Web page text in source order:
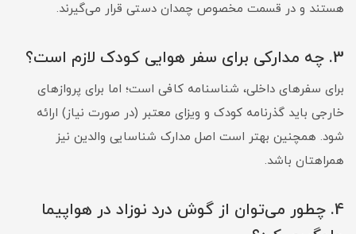
هستند و در قسمت مخصوص چمدان دستی قرار می‌گیرند.
3. چه مدارکی برای سفر هوایی کودک لازم است؟
برای سفرهای داخلی، شناسنامه کافی است؛ اما برای پروازهای
خارجی باید گذرنامه کودک و ویزای معتبر (در صورت نیاز) ارائه
شود. همچنین بهتر است اصل مدارک شناسایی والدین نیز
همراهتان باشد.
4. چطور می‌توان از گوش درد نوزاد در هواپیما